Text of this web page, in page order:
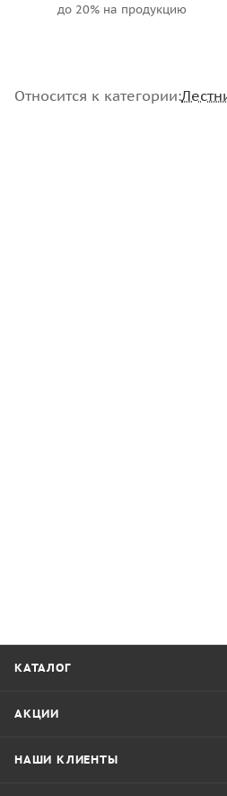
до 20% на продукцию
Относится к категории:
КАТАЛОГ
АКЦИИ
НАШИ КЛИЕНТЫ